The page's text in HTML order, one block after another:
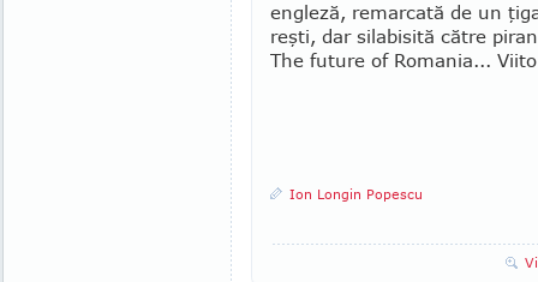
engleză, remarcată de un
reşti, dar silabisită către
The future of Romania...
Ion Longin Popescu